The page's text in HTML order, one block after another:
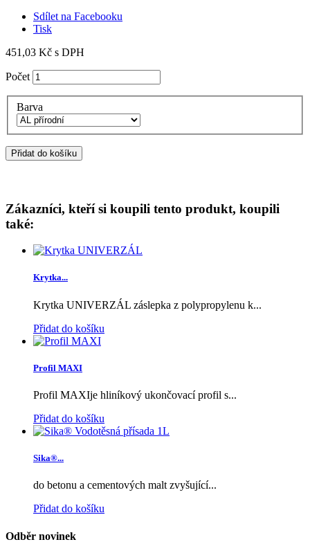
Sdílet na Facebooku
Tisk
451,03 Kč s DPH
Počet
Barva
Přidat do košíku
Zákazníci, kteří si koupili tento produkt, koupili
také:
Krytka...
Krytka UNIVERZÁL záslepka z polypropylenu k...
Přidat do košíku
Profil MAXI
Profil MAXIje hliníkový ukončovací profil s...
Přidat do košíku
Sika®...
do betonu a cementových malt zvyšující...
Přidat do košíku
Odběr novinek